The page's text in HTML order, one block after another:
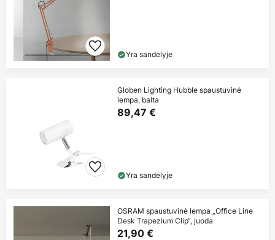
Yra sandėlyje
Globen Lighting Hubble spaustuvinė
lempa, balta
89,47 €
Yra sandėlyje
OSRAM spaustuvinė lempa „Office Line
Desk Trapezium Clip“, juoda
21,90 €